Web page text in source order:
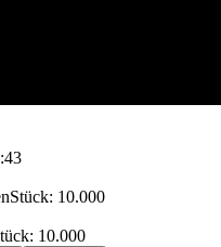
Stück: 10.000
: 10.000